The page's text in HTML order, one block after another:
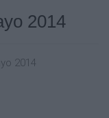
2014
2014